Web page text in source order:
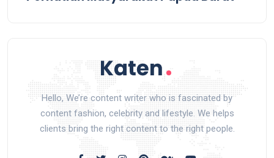
Hello, We’re content writer who is fascinated by
content fashion, celebrity and lifestyle. We helps
clients bring the right content to the right people.